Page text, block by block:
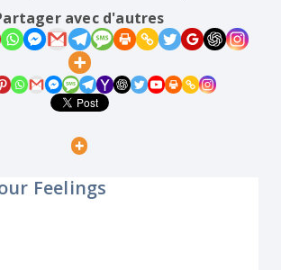
avec d'autres
Feelings